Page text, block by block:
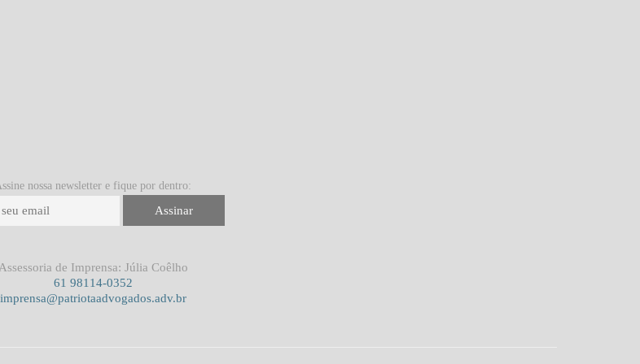
nossa newsletter e fique por dentro:
Assessoria de Imprensa: Júlia Coêlho
61 98114-0352
imprensa@patriotaadvogados.adv.br